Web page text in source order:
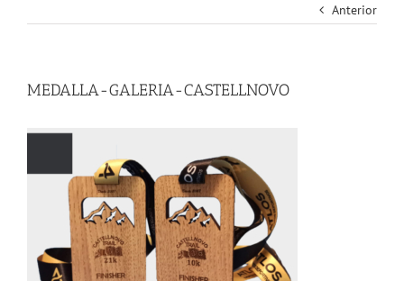
Anterior
MEDALLA-GALERIA-CASTELLNOVO